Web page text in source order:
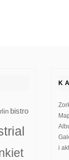
bistro
i